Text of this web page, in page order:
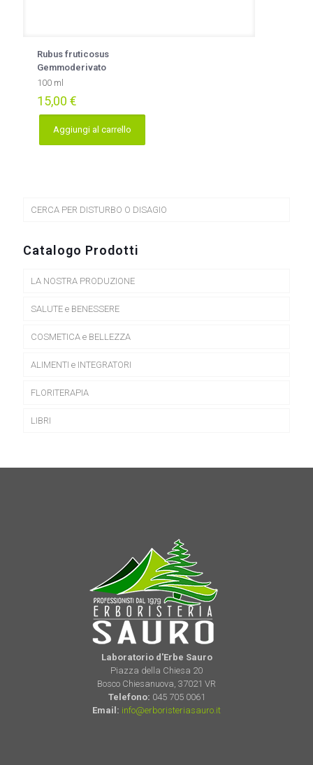
Rubus fruticosus
Gemmoderivato
100 ml
15,00 €
Aggiungi al carrello
CERCA PER DISTURBO O DISAGIO
Catalogo Prodotti
LA NOSTRA PRODUZIONE
SALUTE e BENESSERE
COSMETICA e BELLEZZA
ALIMENTI e INTEGRATORI
FLORITERAPIA
LIBRI
Laboratorio d'Erbe Sauro
Piazza della Chiesa 20
Bosco Chiesanuova, 37021 VR
Telefono: 045 705 0061
Email: info@erboristeriasauro.it